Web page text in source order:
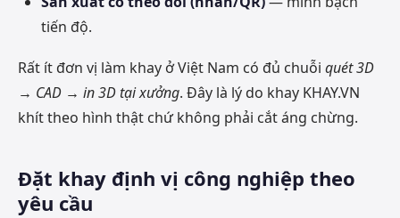
tiến độ.
Rất ít đơn vị làm khay ở Việt Nam có đủ chuỗi quét 3D
→ CAD → in 3D tại xưởng. Đây là lý do khay KHAY.VN
khít theo hình thật chứ không phải cắt áng chừng.
Đặt khay định vị công nghiệp theo
yêu cầu